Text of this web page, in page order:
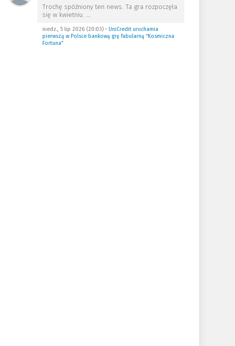
Trochę spóźniony ten news. Ta gra rozpoczęła
się w kwietniu. …
niedz., 5 lip 2026 (20:03)• UniCredit uruchamia
pierwszą w Polsce bankową grę fabularną “Kosmiczna
Fortuna”